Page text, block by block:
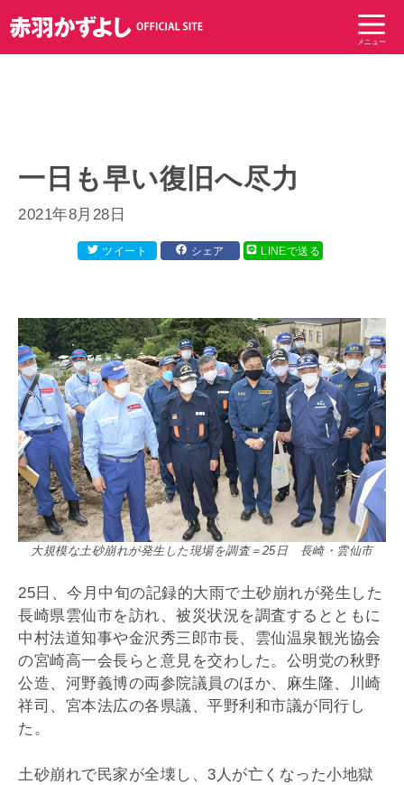
ン
テ
メニュー
一日も早い復旧へ尽力
2021年8月28日
ツイート シェア LINEで送る
大規模な土砂崩れが発生した現場を調査＝25日 長崎・雲仙市
25日、今月中旬の記録的大雨で土砂崩れが発生した
長崎県雲仙市を訪れ、被災状況を調査するとともに
中村法道知事や金沢秀三郎市長、雲仙温泉観光協会
の宮崎高一会長らと意見を交わした。公明党の秋野
公造、河野義博の両参院議員のほか、麻生隆、川崎
祥司、宮本法広の各県議、平野利和市議が同行し
た。
土砂崩れで民家が全壊し、3人が亡くなった小地獄